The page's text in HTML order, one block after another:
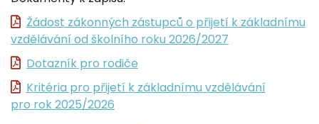
Žádost zákonných zástupců o přijetí k základnímu
vzdělávání od školního roku 2026/2027
Dotazník pro rodiče
Kritéria pro přijetí k základnímu vzdělávání
pro rok 2025/2026